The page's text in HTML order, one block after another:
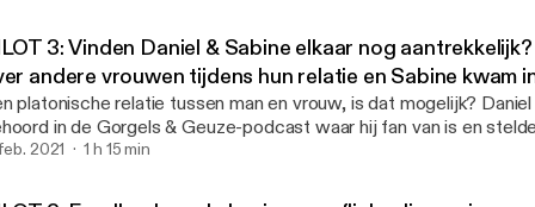
3: Vinden Daniel & Sabine elkaar nog
andere vrouwen tijdens hun relatie en Sabine kwam
situaties met andere mannen...
platonische relatie tussen man en vrouw, is dat mogelijk?
in de Gorgels & Geuze-podcast waar hij fan van is en
vraag: is een platonische relatie tussen exen mogelijk?
vertelt hoe ze elke keer in onhandige situaties komt met
2021 1 h 15 min